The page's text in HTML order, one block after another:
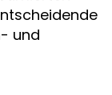
und